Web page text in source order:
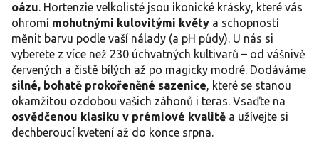
oázu . Hortenzie velkolisté jsou ikonické krásky, které vás
ohromí mohutnými kulovitými květy a schopností
měnit barvu podle vaší nálady (a pH půdy). U nás si
vyberete z více než 230 úchvatných kultivarů – od vášnivě
červených a čistě bílých až po magicky modré. Dodáváme
silné, bohatě prokořeněné sazenice , které se stanou
okamžitou ozdobou vašich záhonů i teras. Vsaďte na
osvědčenou klasiku v prémiové kvalitě a užívejte si
dechberoucí kvetení až do konce srpna.